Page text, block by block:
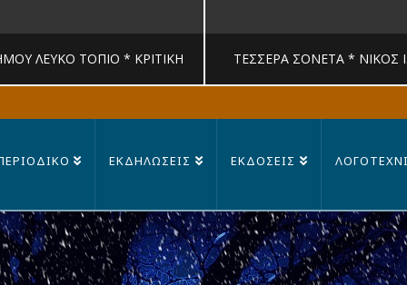
ΛΕΥΚΟ ΤΟΠΙΟ * ΚΡΙΤΙΚΉ
MANDRAGORAS
23 ΙΟΥΛΊΟΥ, 2026
ΤΈΣΣΕΡΑ ΣΟΝΈΤΑ * ΝΊΚΟΣ
14 ΙΟΥΛΊΟΥ,
ΕΚΔΗΛΩΣΕΙΣ ΕΚΔΟΣΕΙΣ